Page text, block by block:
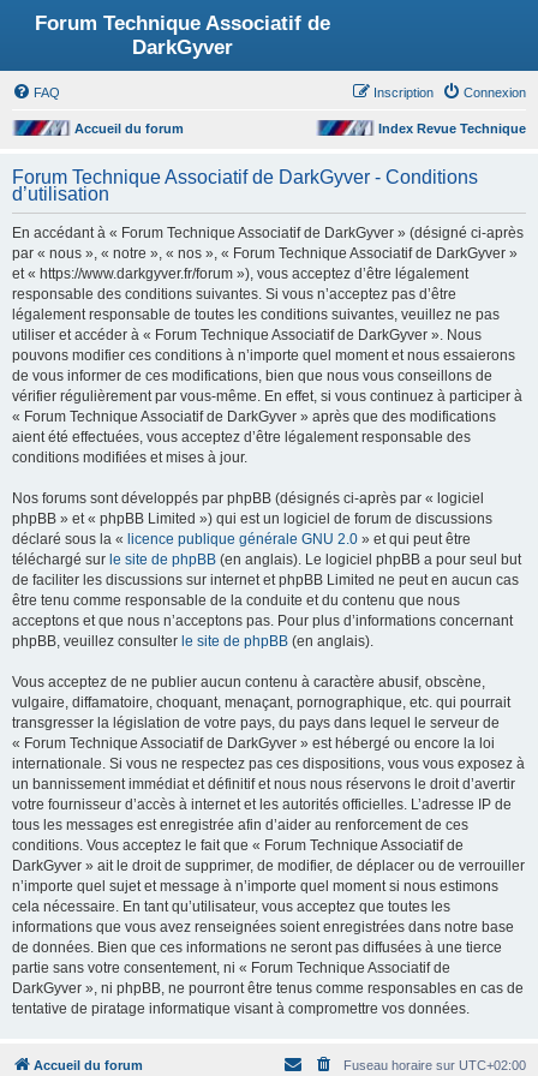
Forum Technique Associatif de
DarkGyver
FAQ Connexion
Inscription
Accueil du forum Index Revue Technique
Forum Technique Associatif de DarkGyver - Conditions
d’utilisation
En accédant à « Forum Technique Associatif de DarkGyver » (désigné ci-après
par « nous », « notre », « nos », « Forum Technique Associatif de DarkGyver »
et « https://www.darkgyver.fr/forum »), vous acceptez d’être légalement
responsable des conditions suivantes. Si vous n’acceptez pas d’être
légalement responsable de toutes les conditions suivantes, veuillez ne pas
utiliser et accéder à « Forum Technique Associatif de DarkGyver ». Nous
pouvons modifier ces conditions à n’importe quel moment et nous essaierons
de vous informer de ces modifications, bien que nous vous conseillons de
vérifier régulièrement par vous-même. En effet, si vous continuez à participer à
« Forum Technique Associatif de DarkGyver » après que des modifications
aient été effectuées, vous acceptez d’être légalement responsable des
conditions modifiées et mises à jour.
Nos forums sont développés par phpBB (désignés ci-après par « logiciel
phpBB » et « phpBB Limited ») qui est un logiciel de forum de discussions
déclaré sous la « licence publique générale GNU 2.0 » et qui peut être
téléchargé sur le site de phpBB (en anglais). Le logiciel phpBB a pour seul but
de faciliter les discussions sur internet et phpBB Limited ne peut en aucun cas
être tenu comme responsable de la conduite et du contenu que nous
acceptons et que nous n’acceptons pas. Pour plus d’informations concernant
phpBB, veuillez consulter le site de phpBB (en anglais).
Vous acceptez de ne publier aucun contenu à caractère abusif, obscène,
vulgaire, diffamatoire, choquant, menaçant, pornographique, etc. qui pourrait
transgresser la législation de votre pays, du pays dans lequel le serveur de
« Forum Technique Associatif de DarkGyver » est hébergé ou encore la loi
internationale. Si vous ne respectez pas ces dispositions, vous vous exposez à
un bannissement immédiat et définitif et nous nous réservons le droit d’avertir
votre fournisseur d’accès à internet et les autorités officielles. L’adresse IP de
tous les messages est enregistrée afin d’aider au renforcement de ces
conditions. Vous acceptez le fait que « Forum Technique Associatif de
DarkGyver » ait le droit de supprimer, de modifier, de déplacer ou de verrouiller
n’importe quel sujet et message à n’importe quel moment si nous estimons
cela nécessaire. En tant qu’utilisateur, vous acceptez que toutes les
informations que vous avez renseignées soient enregistrées dans notre base
de données. Bien que ces informations ne seront pas diffusées à une tierce
partie sans votre consentement, ni « Forum Technique Associatif de
DarkGyver », ni phpBB, ne pourront être tenus comme responsables en cas de
tentative de piratage informatique visant à compromettre vos données.
Accueil du forum Fuseau horaire sur UTC+02:00